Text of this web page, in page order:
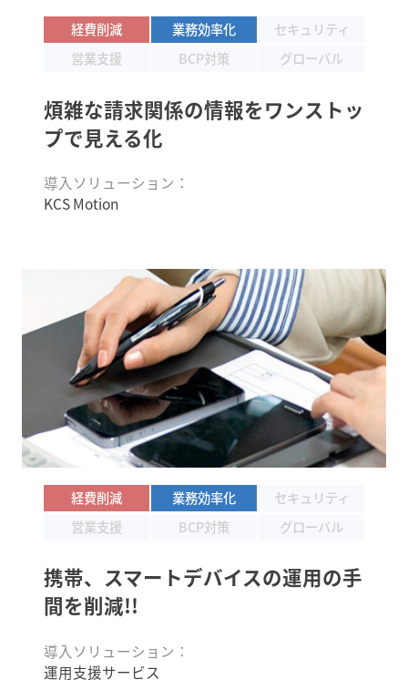
経費削減 業務効率化
セキュリティ
営業支援
BCP対策 グローバル
煩雑な請求関係の情報をワンストッ
プで見える化
導入ソリューション：
KCS Motion
経費削減 業務効率化
セキュリティ
営業支援
BCP対策 グローバル
携帯、スマートデバイスの運用の手
間を削減!!
導入ソリューション：
運用支援サービス